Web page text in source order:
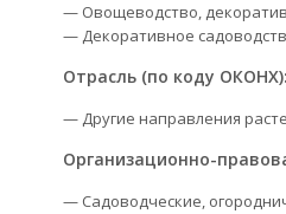
— Овощеводство,
— Декоративное
Отрасль (по коду ОКОНХ):
— Другие направления
Организационно-
— Садоводческие,